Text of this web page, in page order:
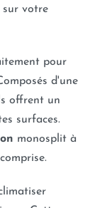
sur votre
pour
d'une
offrent un
surfaces.
monosplit à